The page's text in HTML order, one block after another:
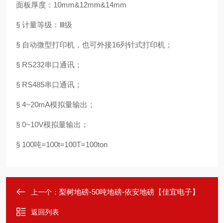
面板厚度：10mm&12mm&14mm
§ 计量等级：Ⅲ级
§ 自动微型打印机，也可外接16列针式打印机；
§ RS232串口通讯；
§ RS485串口通讯；
§ 4~20mA模拟量输出；
§ 0~10V模拟量输出；
§ 100吨=100t=100T=100ton
上一个： 梨树地磅-50吨地磅-依安地磅【佳宜电子】
返回列表